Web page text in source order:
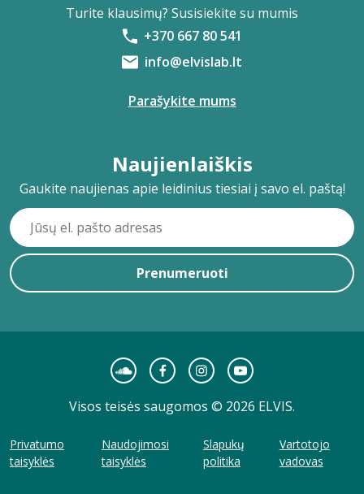
Turite klausimų? Susisiekite su mumis
+370 667 80 541
info@elvislab.lt
Parašykite mums
Naujienlaiškis
Gaukite naujienas apie leidinius tiesiai į savo el. paštą!
Prenumeruoti
Visos teisės saugomos © 2026 ELVIS.
Privatumo
taisyklės
Naudojimosi
taisyklės
Slapukų
politika
Vartotojo
vadovas